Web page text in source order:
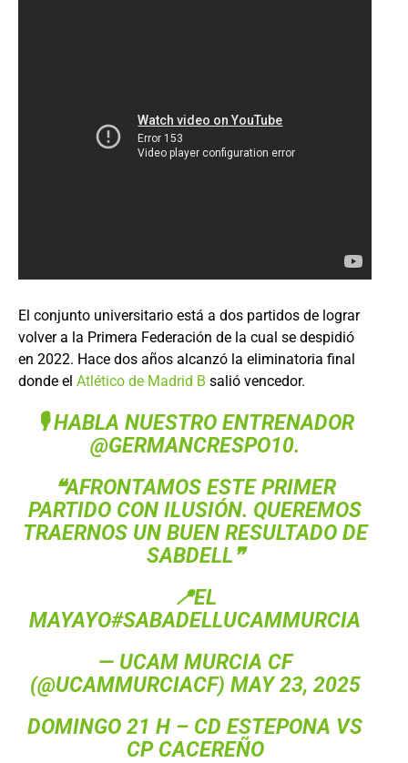
El conjunto universitario está a dos partidos de lograr
volver a la Primera Federación de la cual se despidió
en 2022. Hace dos años alcanzó la eliminatoria final
donde el Atlético de Madrid B salió vencedor.
🎙️ HABLA NUESTRO ENTRENADOR
@GERMANCRESPO10.
❝AFRONTAMOS ESTE PRIMER
PARTIDO CON ILUSIÓN. QUEREMOS
TRAERNOS UN BUEN RESULTADO DE
SABDELL❞
📍EL
MAYAYO#SABADELLUCAMMURCIA
— UCAM MURCIA CF
(@UCAMMURCIACF) MAY 23, 2025
DOMINGO 21 H – CD ESTEPONA VS
CP CACEREÑO